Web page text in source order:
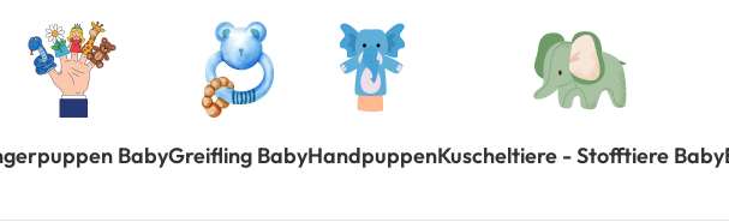
BabyGreifling BabyHandpuppenKuscheltiere - Stofftiere Baby